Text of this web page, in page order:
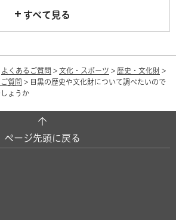
すべて見る
よくあるご質問 > 文化・スポーツ > 歴史・文化財 >
質問 > 目黒の歴史や文化財について調べたいので
ょうか
ページ先頭に戻る